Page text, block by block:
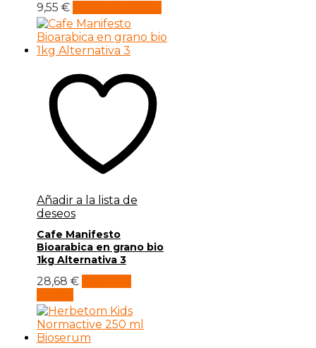
9,55 €
Añadir a la lista de
deseos
Cafe Manifesto
Bioarabica en grano bio
1kg Alternativa 3
28,68 €